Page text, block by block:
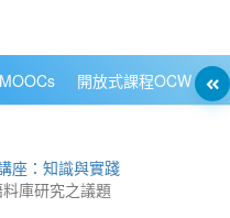
開放式課程OCW
座：知識與實踐
庫研究之議題